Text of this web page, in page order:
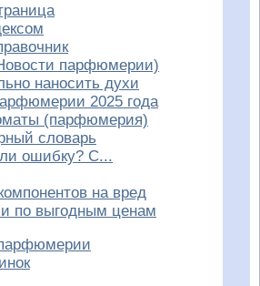
парфюмерии)
наносить духи
2025 года
(парфюмерия)
словарь
ошибку? С...
на вред
по выгодным ценам